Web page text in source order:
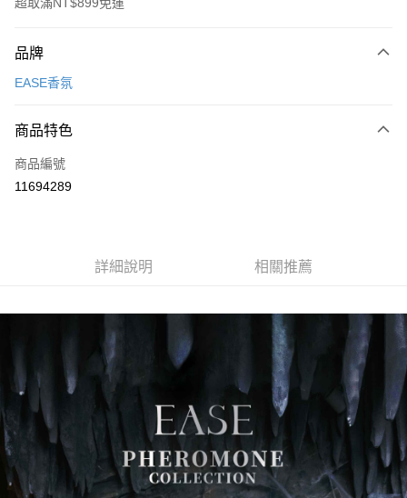
信用卡一次付款
Apple Pay
街口支付
【大哥付你分期使用說明】
1.本服務由台灣大哥大提供，台灣大哥大用戶可立即使用無須另外申請。
2.付款方式選擇「大哥付你分期」，訂單成立後會自動跳轉到大哥付的交易
流程，驗證手機門號後，選擇欲分期的期數、繳款截止日，確認付款後即完
成交易。
3.實際核准額度、可分期數及費用金額請依後續交易確認頁面所載為準。
4.訂單成立30分鐘內，如未前往確認交易或遇審核未通過，訂單將自動取
消。如遇「轉專審核」未通過狀況，表示未達大哥付你分期系統評分，恕無
法說明評估內容。
【繳款方式說明】
AFTEE先享後付
相關說明
【關於「AFTEE先享後付」】
AFTEE先享後付是「在收到商品之後才付款」的支付方式。 讓您購物簡單
便利好安心！
１．簡單：不需註冊會員、不需綁卡、不需儲值。
２．便利：只要手機號碼，簡訊認證，即可結帳。
３．安心：先確認商品／服務後，再付款。
ATM付款
運送方式
付款後全家取貨
品牌
EASE香氛
商品特色
商品編號
11694289
詳細說明 相關推薦